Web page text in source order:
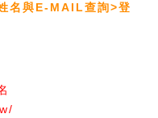
名與E-MAIL查詢>登